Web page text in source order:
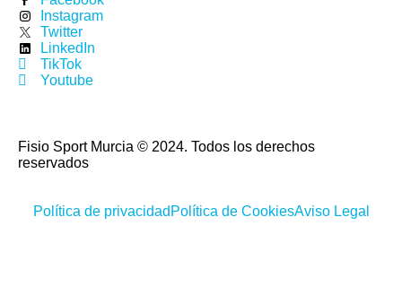
Instagram
Twitter
LinkedIn
TikTok
Youtube
Fisio Sport Murcia © 2024. Todos los derechos
reservados
Política de privacidad Política de CookiesAviso Legal